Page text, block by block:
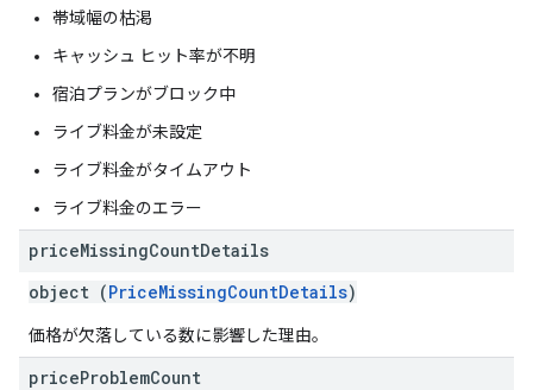
帯域幅の枯渇
キャッシュ ヒット率が不明
宿泊プランがブロック中
ライブ料金が未設定
ライブ料金がタイムアウト
ライブ料金のエラー
priceMissingCountDetails
object (PriceMissingCountDetails)
価格が欠落している数に影響した理由。
priceProblemCount